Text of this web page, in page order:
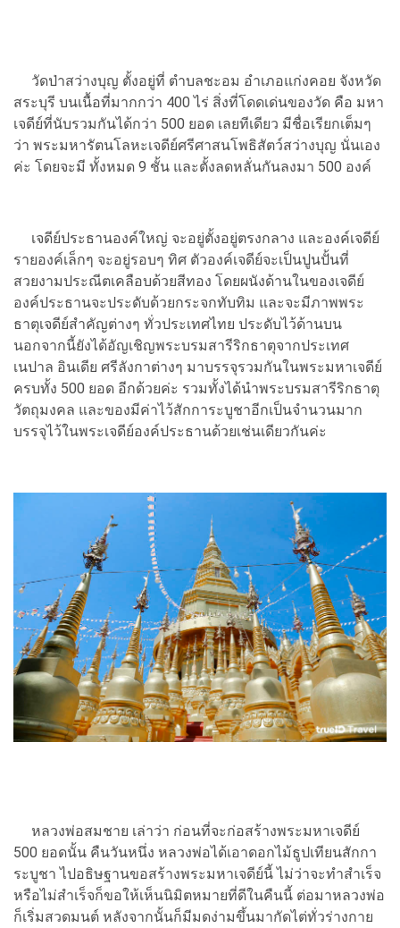
วัดป่าสว่างบุญ ตั้งอยู่ที่ ตำบลชะอม อำเภอแก่งคอย จังหวัด
สระบุรี บนเนื้อที่มากกว่า 400 ไร่ สิ่งที่โดดเด่นของวัด คือ มหา
เจดีย์ที่นับรวมกันได้กว่า 500 ยอด เลยทีเดียว มีชื่อเรียกเต็มๆ
ว่า พระมหารัตนโลหะเจดีย์ศรีศาสนโพธิสัตว์สว่างบุญ นั่นเอง
ค่ะ โดยจะมี ทั้งหมด 9 ชั้น และตั้งลดหลั่นกันลงมา 500 องค์
เจดีย์ประธานองค์ใหญ่ จะอยู่ตั้งอยู่ตรงกลาง และองค์เจดีย์
รายองค์เล็กๆ จะอยู่รอบๆ ทิศ ตัวองค์เจดีย์จะเป็นปูนปั้นที่
สวยงามประณีตเคลือบด้วยสีทอง โดยผนังด้านในของเจดีย์
องค์ประธานจะประดับด้วยกระจกทับทิม และจะมีภาพพระ
ธาตุเจดีย์สำคัญต่างๆ ทั่วประเทศไทย ประดับไว้ด้านบน
นอกจากนี้ยังได้อัญเชิญพระบรมสารีริกธาตุจากประเทศ
เนปาล อินเดีย ศรีลังกาต่างๆ มาบรรจุรวมกันในพระมหาเจดีย์
ครบทั้ง 500 ยอด อีกด้วยค่ะ รวมทั้งได้นำพระบรมสารีริกธาตุ
วัตถุมงคล และของมีค่าไว้สักการะบูชาอีกเป็นจำนวนมาก
บรรจุไว้ในพระเจดีย์องค์ประธานด้วยเช่นเดียวกันค่ะ
หลวงพ่อสมชาย เล่าว่า ก่อนที่จะก่อสร้างพระมหาเจดีย์
500 ยอดนั้น คืนวันหนึ่ง หลวงพ่อได้เอาดอกไม้ธูปเทียนสักกา
ระบูชา ไปอธิษฐานขอสร้างพระมหาเจดีย์นี้ ไม่ว่าจะทำสำเร็จ
หรือไม่สำเร็จก็ขอให้เห็นนิมิตหมายที่ดีในคืนนี้ ต่อมาหลวงพ่อ
ก็เริ่มสวดมนต์ หลังจากนั้นก็มีมดง่ามขึ้นมากัดไต่ทั่วร่างกาย